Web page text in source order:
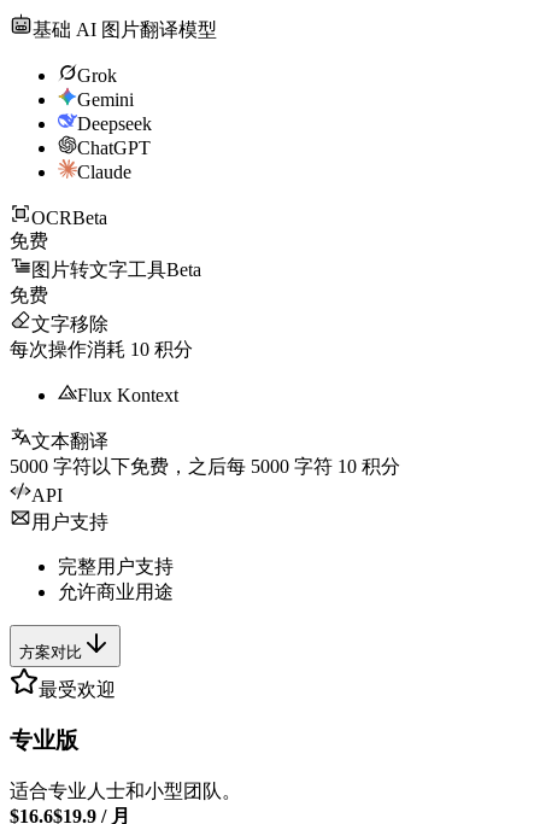
基础 AI 图片翻译模型
Grok
Gemini
Deepseek
ChatGPT
Claude
OCRBeta
免费
图片转文字工具Beta
免费
文字移除
每次操作消耗 10 积分
Flux Kontext
文本翻译
5000 字符以下免费，之后每 5000 字符 10 积分
API
用户支持
完整用户支持
允许商业用途
方案对比
最受欢迎
专业版
适合专业人士和小型团队。
$16.6$19.9 / 月